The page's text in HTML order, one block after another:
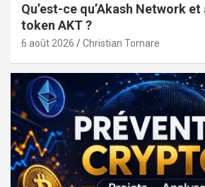
Qu’est-ce qu’Akash Network
token AKT ?
6 août 2026 Christian Tornare